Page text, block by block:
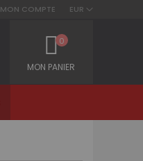
EUR
MON COMPTE
MON PANIER
0